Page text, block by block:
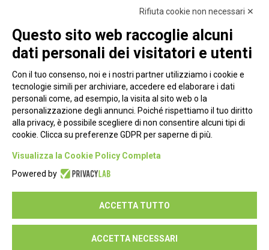
Piazza Alessandria, 24 - 00198 Roma
Privacy Policy
Seguici su:
Rifiuta cookie non necessari ✕
Questo sito web raccoglie alcuni
dati personali dei visitatori e utenti
Con il tuo consenso, noi e i nostri partner utilizziamo i cookie e
tecnologie simili per archiviare, accedere ed elaborare i dati
personali come, ad esempio, la visita al sito web o la
personalizzazione degli annunci. Poiché rispettiamo il tuo diritto
alla privacy, è possibile scegliere di non consentire alcuni tipi di
cookie. Clicca su preferenze GDPR per saperne di più.
Visualizza la Cookie Policy Completa
Powered by
ACCETTA TUTTO
ACCETTA NECESSARI